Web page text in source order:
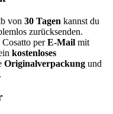
von 30 Tagen kannst du
zurücksenden.
perE-Mail mit
kostenloses
Originalverpackung und